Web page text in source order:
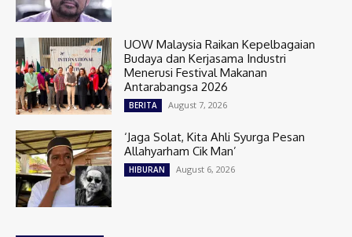
UOW Malaysia Raikan Kepelbagaian
Budaya dan Kerjasama Industri
Menerusi Festival Makanan
Antarabangsa 2026
BERITA August 7, 2026
‘Jaga Solat, Kita Ahli Syurga Pesan
Allahyarham Cik Man’
HIBURAN August 6, 2026